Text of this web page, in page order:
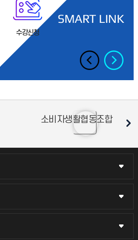
SMART LINK
수강신청
소비자생활협동조합